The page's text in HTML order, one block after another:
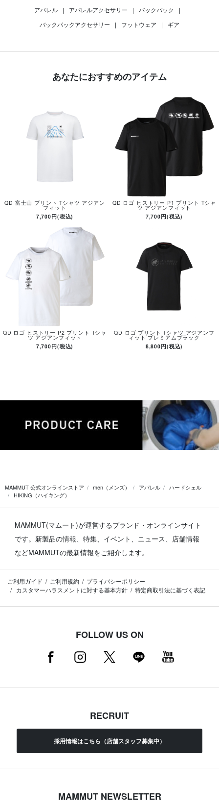
アパレル | アパレルアクセサリー | バックパック
|
バックパックアクセサリー
| フットウェア | ギア
あなたにおすすめのアイテム
QD 富士山 プリント Tシャツ アジアン
フィット
7,700円(税込)
QD ロゴ ヒストリー P1 プリント Tシャ
ツ アジアンフィット
7,700円(税込)
QD ロゴ ヒストリー P2 プリント Tシャ
ツ アジアンフィット
7,700円(税込)
QD ロゴ プリント Tシャツ アジアンフ
ィット プレミアムブラック
8,800円(税込)
MAMMUT 公式オンラインストア men（メンズ） アパレル
ハードシェル
HIKING（ハイキング）
MAMMUT(マムート)が運営するブランド・オンラインサイト
です。 新製品の情報、特集、イベント、ニュース、店舗情報
などMAMMUTの最新情報をご紹介します。
ご利用ガイド ご利用規約
プライバシーポリシー
カスタマーハラスメントに対する基本方針
特定商取引法に基づく表記
FOLLOW US ON
RECRUIT
採用情報はこちら（店舗スタッフ募集中）
MAMMUT NEWSLETTER